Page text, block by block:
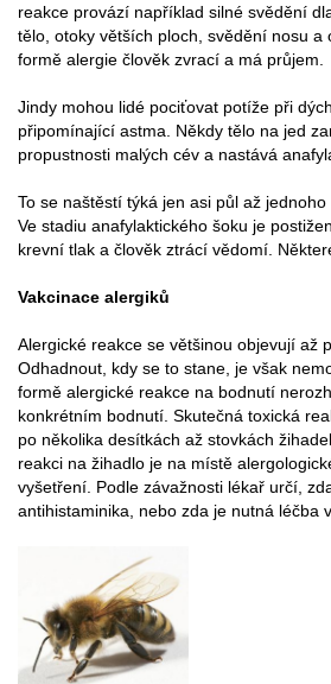
reakce provází například silné svědění
tělo, otoky větších ploch, svědění nosu a
formě alergie člověk zvrací a má průjem.
Jindy mohou lidé pociťovat potíže při
připomínající astma. Někdy tělo na jed
propustnosti malých cév a nastává
To se naštěstí týká jen asi půl až jednoho
Ve stadiu anafylaktického šoku je
krevní tlak a člověk ztrácí vědomí.
Vakcinace alergiků
Alergické reakce se většinou objevují až
Odhadnout, kdy se to stane, je však
formě alergické reakce na bodnutí
konkrétním bodnutí. Skutečná toxická
po několika desítkách až stovkách
reakci na žihadlo je na místě
vyšetření. Podle závažnosti lékař určí,
antihistaminika, nebo zda je nutná léčba